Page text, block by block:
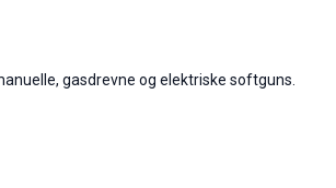
gasdrevne og elektriske softguns.